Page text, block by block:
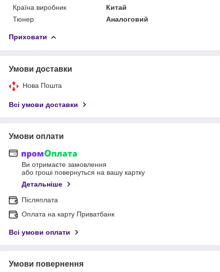
Країна виробник
Китай
Тюнер
Аналоговий
Приховати
Умови доставки
Нова Пошта
Всі умови доставки
Умови оплати
Ви отримаєте замовлення
або гроші повернуться на вашу картку
Детальніше
Післяплата
Оплата на карту Приватбанк
Всі умови оплати
Умови повернення